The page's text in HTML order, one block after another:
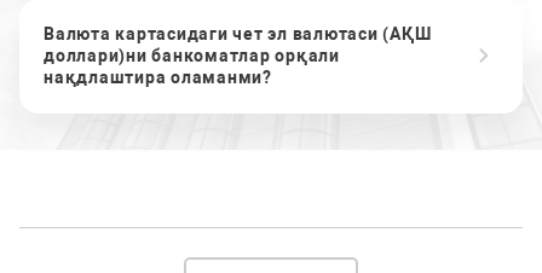
Валюта картасидаги чет эл валютаси (АҚШ
доллари)ни банкоматлар орқали
нақдлаштира оламанми?